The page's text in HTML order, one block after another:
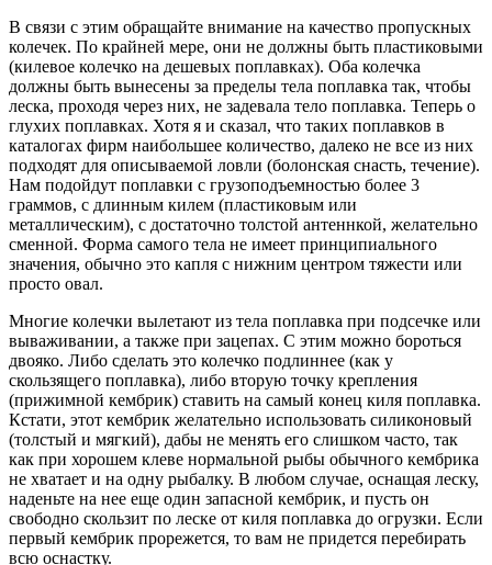
В связи с этим обращайте внимание на качество пропускных
колечек. По крайней мере, они не должны быть пластиковыми
(килевое колечко на дешевых поплавках). Оба колечка
должны быть вынесены за пределы тела поплавка так, чтобы
леска, проходя через них, не задевала тело поплавка. Теперь о
глухих поплавках. Хотя я и сказал, что таких поплавков в
каталогах фирм наибольшее количество, далеко не все из них
подходят для описываемой ловли (болонская снасть, течение).
Нам подойдут поплавки с грузоподъемностью более 3
граммов, с длинным килем (пластиковым или
металлическим), с достаточно толстой антеннкой, желательно
сменной. Форма самого тела не имеет принципиального
значения, обычно это капля с нижним центром тяжести или
просто овал.
Многие колечки вылетают из тела поплавка при подсечке или
вываживании, а также при зацепах. С этим можно бороться
двояко. Либо сделать это колечко подлиннее (как у
скользящего поплавка), либо вторую точку крепления
(прижимной кембрик) ставить на самый конец киля поплавка.
Кстати, этот кембрик желательно использовать силиконовый
(толстый и мягкий), дабы не менять его слишком часто, так
как при хорошем клеве нормальной рыбы обычного кембрика
не хватает и на одну рыбалку. В любом случае, оснащая леску,
наденьте на нее еще один запасной кембрик, и пусть он
свободно скользит по леске от киля поплавка до огрузки. Если
первый кембрик прорежется, то вам не придется перебирать
всю оснастку.